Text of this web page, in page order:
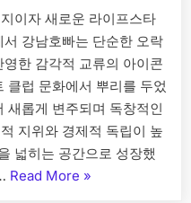
이자 새로운 라이프스타
강남호빠는 단순한 오락
한 감각적 교류의 아이콘
클럽 문화에서 뿌리를 두었
새롭게 변주되며 독창적인
지위와 경제적 독립이 높
넓히는 공간으로 성장했
Read More “강
»